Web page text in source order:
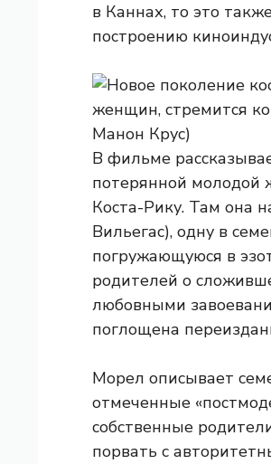
в Каннах, то это
построению
В фильме
потерянной молодой
Коста-Рику. Там она
Вильегас), одну в
погружающуюся в
родителей о
любовными
поглощена
Морел описывает
отмеченные
собственные
порвать с